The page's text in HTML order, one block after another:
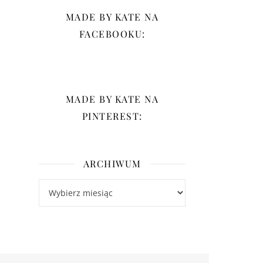
MADE BY KATE NA
FACEBOOKU:
MADE BY KATE NA
PINTEREST:
ARCHIWUM